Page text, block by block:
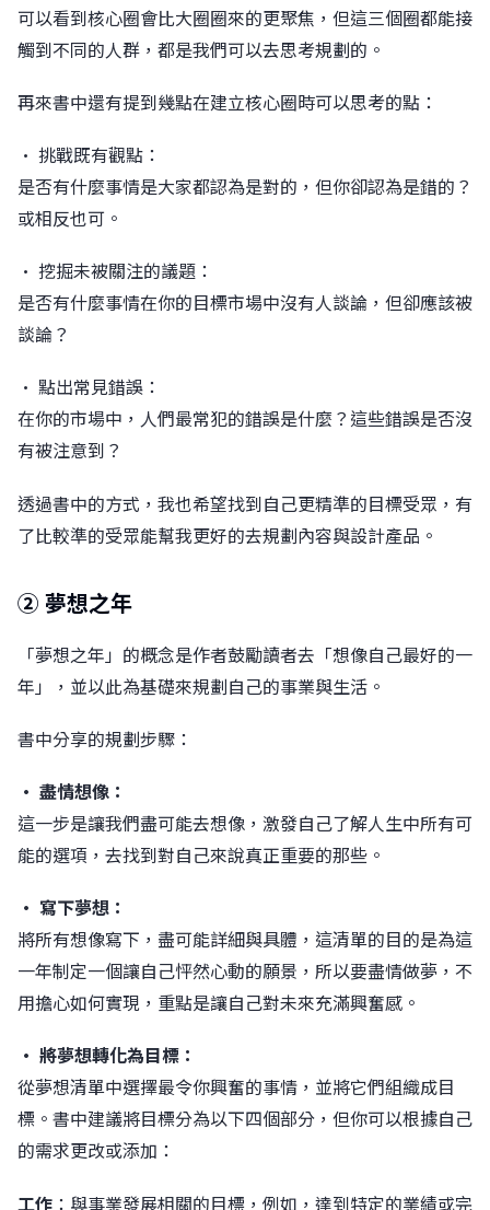
󠀠可以看到核心圈會比大圈圈來的更聚焦，但這三個圈都能接
觸到不同的人群，都是我們可以去思考規劃的。
󠀠再來書中還有提到幾點在建立核心圈時可以思考的點：
󠀠• 挑戰既有觀點：
是否有什麼事情是大家都認為是對的，但你卻認為是錯的？
或相反也可。
• 挖掘未被關注的議題：
是否有什麼事情在你的目標市場中沒有人談論，但卻應該被
談論？
• 點出常見錯誤：
在你的市場中，人們最常犯的錯誤是什麼？這些錯誤是否沒
有被注意到？
󠀠透過書中的方式，我也希望找到自己更精準的目標受眾，有
了比較準的受眾能幫我更好的去規劃內容與設計產品。
② 夢想之年
「夢想之年」的概念是作者鼓勵讀者去「想像自己最好的一
年」，並以此為基礎來規劃自己的事業與生活。
󠀠書中分享的規劃步驟：
• 盡情想像：
這一步是讓我們盡可能去想像，激發自己了解人生中所有可
能的選項，去找到對自己來說真正重要的那些。󠀠
• 寫下夢想：
將所有想像寫下，盡可能詳細與具體，這清單的目的是為這
一年制定一個讓自己怦然心動的願景，所以要盡情做夢，不
用擔心如何實現，重點是讓自己對未來充滿興奮感。󠀠
• 將夢想轉化為目標：
從夢想清單中選擇最令你興奮的事情，並將它們組織成目
標。書中建議將目標分為以下四個部分，但你可以根據自己
的需求更改或添加：
工作 ：與事業發展相關的目標，例如，達到特定的業績或完